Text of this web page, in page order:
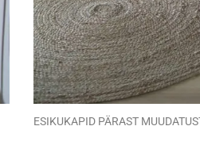
ESIKUKAPID PÄRAST